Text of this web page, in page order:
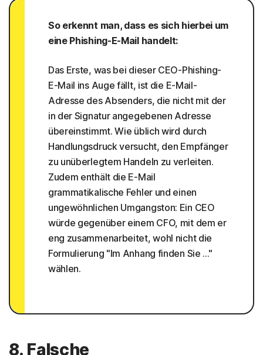
So erkennt man, dass es sich hierbei um
eine Phishing-E-Mail handelt:
Das Erste, was bei dieser CEO-Phishing-
E-Mail ins Auge fällt, ist die E-Mail-
Adresse des Absenders, die nicht mit der
in der Signatur angegebenen Adresse
übereinstimmt. Wie üblich wird durch
Handlungsdruck versucht, den Empfänger
zu unüberlegtem Handeln zu verleiten.
Zudem enthält die E-Mail
grammatikalische Fehler und einen
ungewöhnlichen Umgangston: Ein CEO
würde gegenüber einem CFO, mit dem er
eng zusammenarbeitet, wohl nicht die
Formulierung "Im Anhang finden Sie ..."
wählen.
8. Falsche